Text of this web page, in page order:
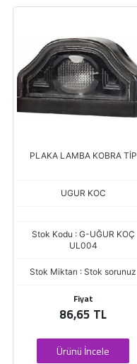
PLAKA LAMBA KOBRA TİP
UGUR KOC
Stok Kodu : G-UĞUR KOÇ
UL004
Stok Miktarı : Stok sorunuz
Fiyat
86,65 TL
Ürünü İncele